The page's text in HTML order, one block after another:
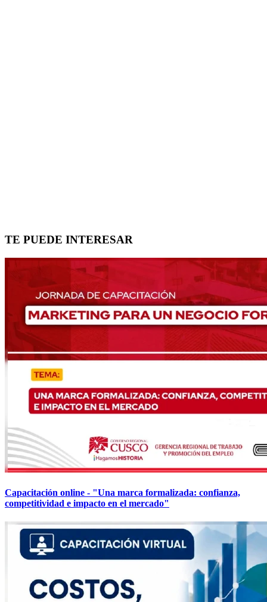
TE PUEDE INTERESAR
Capacitación online - "Una marca formalizada: confianza,
competitividad e impacto en el mercado"